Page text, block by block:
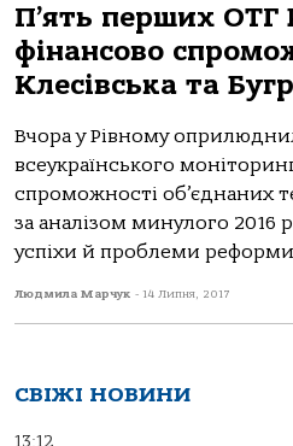
П’ять перших ОТГ
фінансово
Клесівська та
Вчора у Рівному
всеукраїнського
спроможності об’єднаних
за аналізом минулого 2016
успіхи й проблеми
Людмила Марчук - 14 Липня, 2017
СВІЖІ НОВИНИ
13:12